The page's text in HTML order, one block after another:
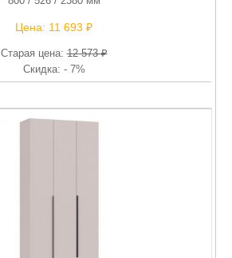
Цена: 11 693 ₽
Старая цена:12 573 ₽
Скидка: - 7%